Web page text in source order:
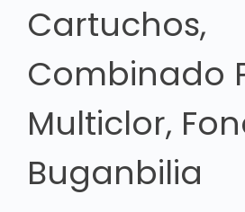
Cartuchos,
Combinado
Multiclor,
Buganbilia